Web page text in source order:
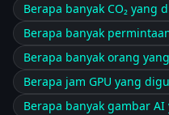
Berapa banyak CO₂ yang
Berapa banyak
Berapa banyak orang
Berapa jam GPU yang
Berapa banyak gambar